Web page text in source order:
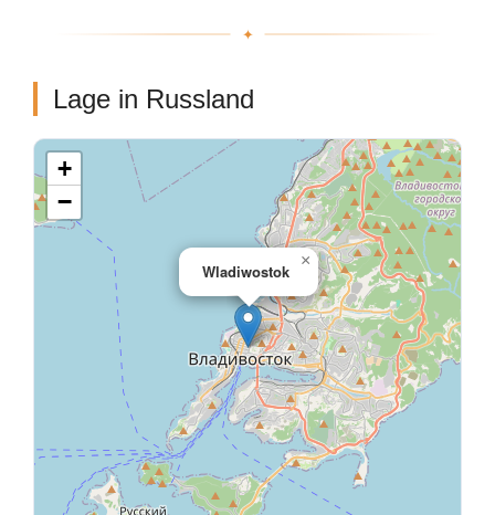
Lage in Russland
Wladiwostok
×
+
−